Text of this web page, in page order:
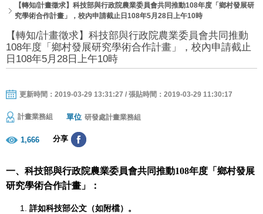
【轉知/計畫徵求】科技部與行政院農業委員會共同推動108年度「鄉村發展研
究學術合作計畫」，校內申請截止日108年5月28日上午10時
【轉知/計畫徵求】科技部與行政院農業委員會共同推動
108年度「鄉村發展研究學術合作計畫」，校內申請截止
日108年5月28日上午10時
更新時間：2019-03-29 13:31:27 / 張貼時間：2019-03-29 11:30:17
計畫業務組 單位 研發處計畫業務組
1,666 分享
一、科技部與行政院農業委員會共同推動108年度「鄉村發展
研究學術合作計畫」：
詳如科技部公文（如附檔）。